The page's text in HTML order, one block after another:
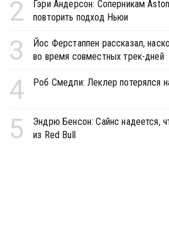
2
Гэри Андерсон: Соперникам
повторить подход Ньюи
3
Йос Ферстаппен рассказал,
во время совместных трек-дней
4 Роб Смедли: Леклер потерялся
5
Эндрю Бенсон: Сайнс надеется,
из Red Bull